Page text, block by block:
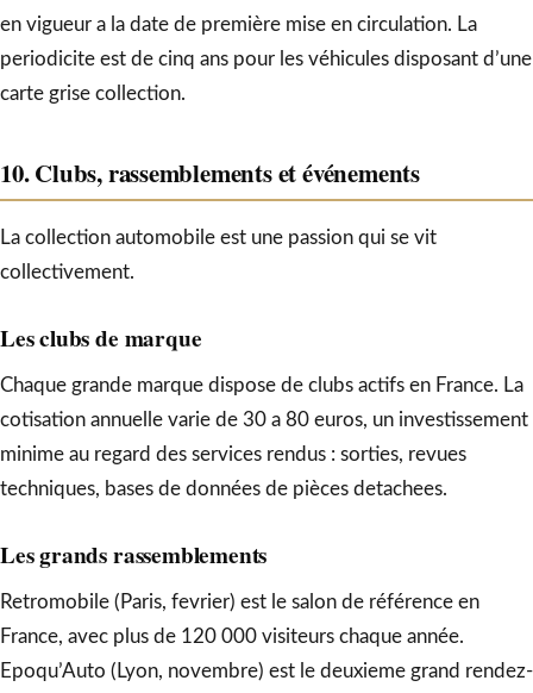
en vigueur a la date de première mise en circulation. La
periodicite est de cinq ans pour les véhicules disposant d’une
carte grise collection.
10. Clubs, rassemblements et événements
La collection automobile est une passion qui se vit
collectivement.
Les clubs de marque
Chaque grande marque dispose de clubs actifs en France. La
cotisation annuelle varie de 30 a 80 euros, un investissement
minime au regard des services rendus : sorties, revues
techniques, bases de données de pièces detachees.
Les grands rassemblements
Retromobile (Paris, fevrier) est le salon de référence en
France, avec plus de 120 000 visiteurs chaque année.
Epoqu’Auto (Lyon, novembre) est le deuxieme grand rendez-